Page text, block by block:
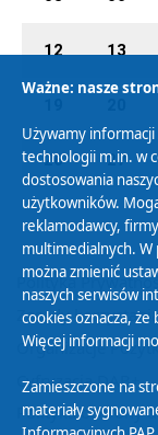
12 13
26 27
Polityka
Zasady
Organizacje
Cyfryzacja DAB+
Polityka ochrony
Ważne: nasze
Używamy
technologii m.in. w
dostosowania
użytkowników.
reklamodawcy,
multimedialnych. W
można zmienić
naszych serwisów
cookies oznacza, że
Więcej informacji
Zamieszczone na
materiały